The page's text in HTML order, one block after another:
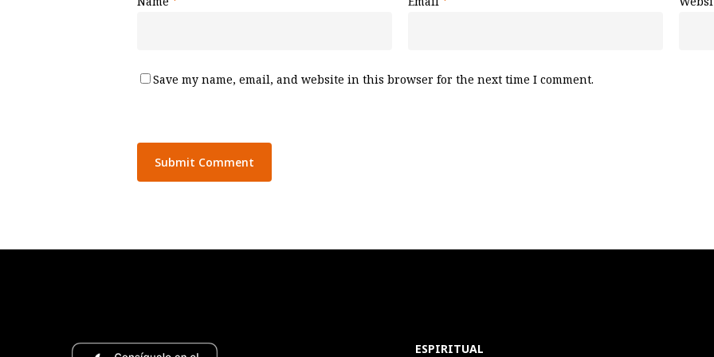
Save my name, email, and website in this browser for the next time I comment.
ESPIRITUAL